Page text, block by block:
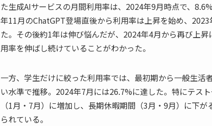
た生成AIサービスの月間利用率は、2024年9月時点で、
年11月のChatGPT登場直後から利用率は上昇を始め、
た。その後約1年は伸び悩んだが、2024年4月から再び上昇
用率を伸ばし続けていることがわかった。
一方、学生だけに絞った利用率では、最初期から一般生活
い水準で推移。2024年7月には26.7%に達した。特にテス
（1月・7月）に増加し、長期休暇期間（3月・9月）に下が
られている。